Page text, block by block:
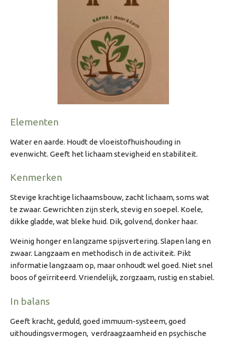
Elementen
Water en aarde. Houdt de vloeistofhuishouding in
evenwicht. Geeft het lichaam stevigheid en stabiliteit.
Kenmerken
Stevige krachtige lichaamsbouw, zacht lichaam, soms wat
te zwaar. Gewrichten zijn sterk, stevig en soepel. Koele,
dikke gladde, wat bleke huid. Dik, golvend, donker haar.
Weinig honger en langzame spijsvertering. Slapen lang en
zwaar. Langzaam en methodisch in de activiteit. Pikt
informatie langzaam op, maar onhoudt wel goed. Niet snel
boos of geïrriteerd. Vriendelijk, zorgzaam, rustig en stabiel.
In balans
Geeft kracht, geduld, goed immuum-systeem, goed
uithoudingsvermogen, verdraagzaamheid en psychische